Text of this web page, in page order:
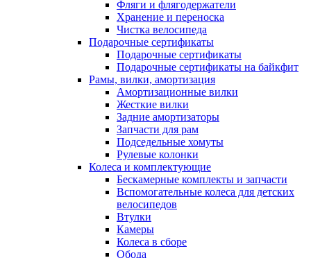
Фляги и флягодержатели
Хранение и переноска
Чистка велосипеда
Подарочные сертификаты
Подарочные сертификаты
Подарочные сертификаты на байкфит
Рамы, вилки, амортизация
Амортизационные вилки
Жесткие вилки
Задние амортизаторы
Запчасти для рам
Подседельные хомуты
Рулевые колонки
Колеса и комплектующие
Бескамерные комплекты и запчасти
Вспомогательные колеса для детских
велосипедов
Втулки
Камеры
Колеса в сборе
Обода